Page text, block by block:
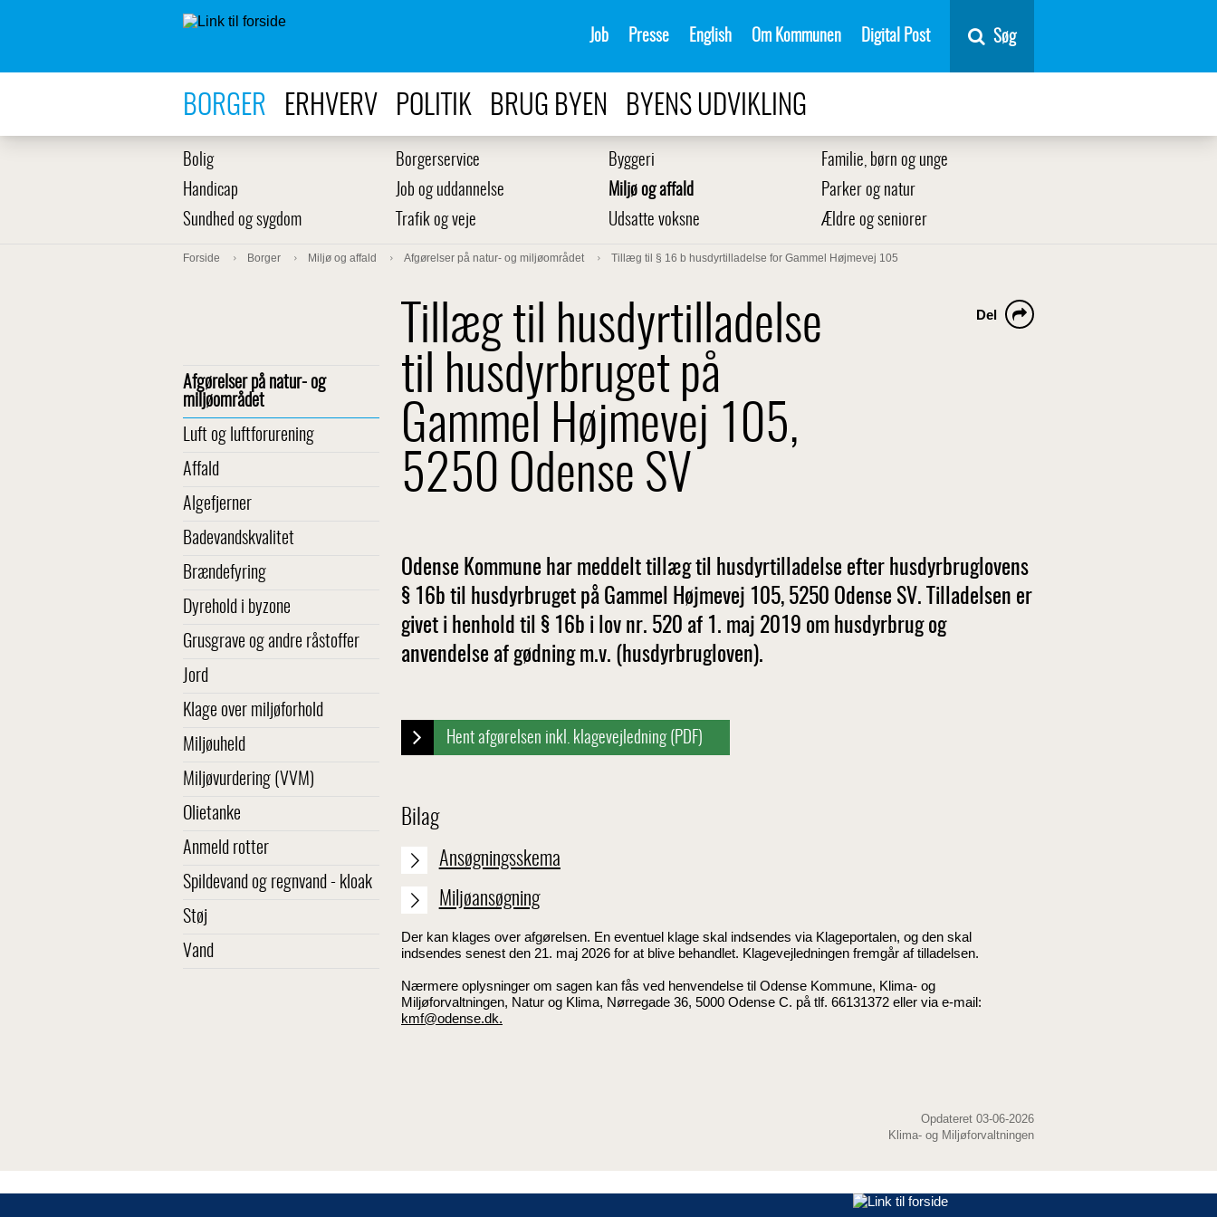
Job Presse English Om Kommunen Digital Post Søg
BORGER ERHVERV POLITIK BRUG BYEN BYENS UDVIKLING
Bolig Borgerservice Byggeri
Familie, børn og unge
Handicap
Job og uddannelse Miljø og affald
Parker og natur
Sundhed og sygdom
Trafik og veje Udsatte voksne Ældre og seniorer
Forside Borger Miljø og affald Afgørelser på natur- og miljøområdet Tillæg til § 16 b husdyrtilladelse for Gammel Højmevej 105
Afgørelser på natur- og
miljøområdet
Luft og luftforurening
Affald
Algefjerner
Badevandskvalitet
Brændefyring
Dyrehold i byzone
Grusgrave og andre råstoffer
Jord
Klage over miljøforhold
Miljøuheld
Miljøvurdering (VVM)
Olietanke
Anmeld rotter
Spildevand og regnvand - kloak
Støj
Vand
Tillæg til husdyrtilladelse
til husdyrbruget på
Gammel Højmevej 105,
5250 Odense SV
Del
Odense Kommune har meddelt tillæg til husdyrtilladelse efter husdyrbruglovens
§ 16b til husdyrbruget på Gammel Højmevej 105, 5250 Odense SV. Tilladelsen er
givet i henhold til § 16b i lov nr. 520 af 1. maj 2019 om husdyrbrug og
anvendelse af gødning m.v. (husdyrbrugloven).
Hent afgørelsen inkl. klagevejledning (PDF)
Bilag
Ansøgningsskema
Miljøansøgning
Der kan klages over afgørelsen. En eventuel klage skal indsendes via Klageportalen, og den skal
indsendes senest den 21. maj 2026 for at blive behandlet. Klagevejledningen fremgår af tilladelsen.
Nærmere oplysninger om sagen kan fås ved henvendelse til Odense Kommune, Klima- og
Miljøforvaltningen, Natur og Klima, Nørregade 36, 5000 Odense C. på tlf. 66131372 eller via e-mail:
kmf@odense.dk.
Opdateret 03-06-2026
Klima- og Miljøforvaltningen